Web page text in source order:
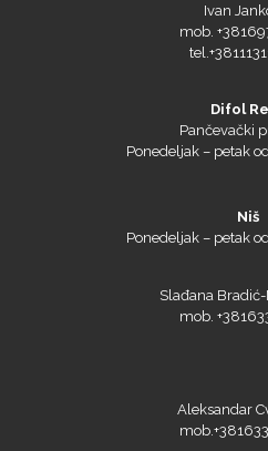
Prime
Ivan
mob.
Difol
Pančevački
Ponedeljak – petak
Niš
Ponedeljak – petak
Slađana
mob.
Aleksandar